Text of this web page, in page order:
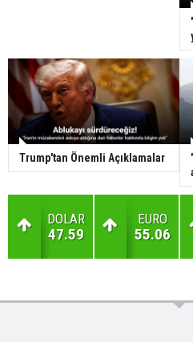
Trump'tan Önemli Açıklamalar
DOLAR
47.59
EURO
55.06